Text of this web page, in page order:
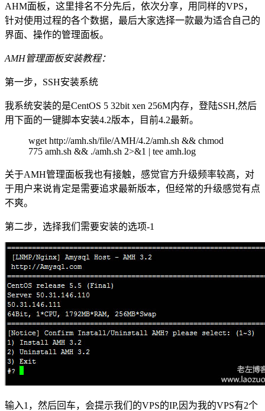
AHM面板，这里排名不分先后，依次分享，用同样的VPS，
针对使用过程的各个数据，最后大家选择一款最为适合自己的
界面、操作的管理面板。
AMH管理面板安装教程：
第一步，SSH安装系统
我系统安装的是CentOS 5 32bit xen 256M内存，登陆SSH,然后
用下面的一键脚本安装4.2版本，目前4.2最新。
wget http://amh.sh/file/AMH/4.2/amh.sh && chmod
775 amh.sh && ./amh.sh 2>&1 | tee amh.log
关于AMH管理面板我也有接触，感觉官方升级频率较高，对
于用户来说肯定是需要追求最新版本，但经常的升级感觉有点
不爽。
第二步，选择我们需要安装的选项-1
输入1，然后回车，会提示我们的VPS的IP,因为我的VPS有2个